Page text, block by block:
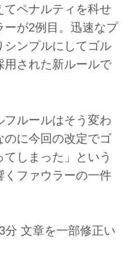
てペナルティを科せ
ーが2例目。迅速なプ
シンプルにしてゴル
用された新ルールで
フルールはそう変わ
のに今回の改定でゴ
しまった」という
くファウラーの一件
分 文章を一部修正い